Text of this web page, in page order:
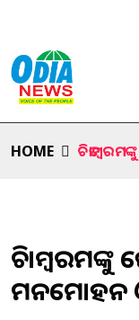
HOME
ମନମୋହନ